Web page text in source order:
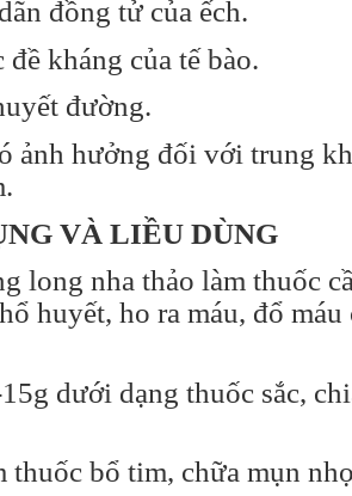
đồng tử của ếch.
đề kháng của tế bào.
đường.
ảnh hưởng đối với trung
VÀ LIỀU DÙNG
long nha thảo làm thuốc
huyết, ho ra máu, đổ
dưới dạng thuốc sắc,
thuốc bổ tim, chữa mụn